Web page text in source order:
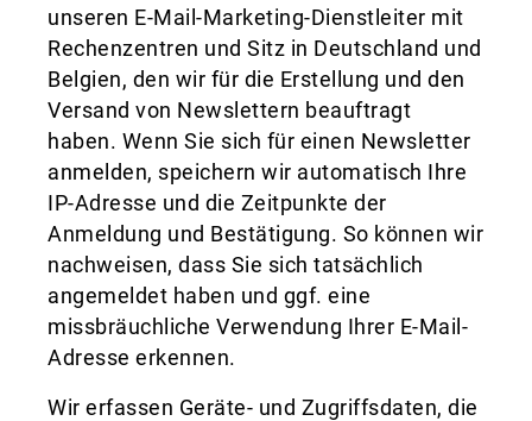
unseren E-Mail-Marketing-Dienstleiter mit
Rechenzentren und Sitz in Deutschland und
Belgien, den wir für die Erstellung und den
Versand von Newslettern beauftragt
haben. Wenn Sie sich für einen Newsletter
anmelden, speichern wir automatisch Ihre
IP-Adresse und die Zeitpunkte der
Anmeldung und Bestätigung. So können wir
nachweisen, dass Sie sich tatsächlich
angemeldet haben und ggf. eine
missbräuchliche Verwendung Ihrer E-Mail-
Adresse erkennen.
Wir erfassen Geräte- und Zugriffsdaten, die